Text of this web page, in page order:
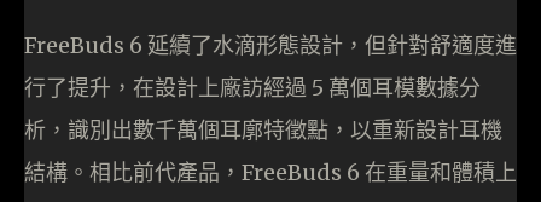
FreeBuds 6 延續了水滴形態設計，但針對舒適度進
行了提升，在設計上廠訪經過 5 萬個耳模數據分
析，識別出數千萬個耳廓特徵點，以重新設計耳機
結構。相比前代產品，FreeBuds 6 在重量和體積上